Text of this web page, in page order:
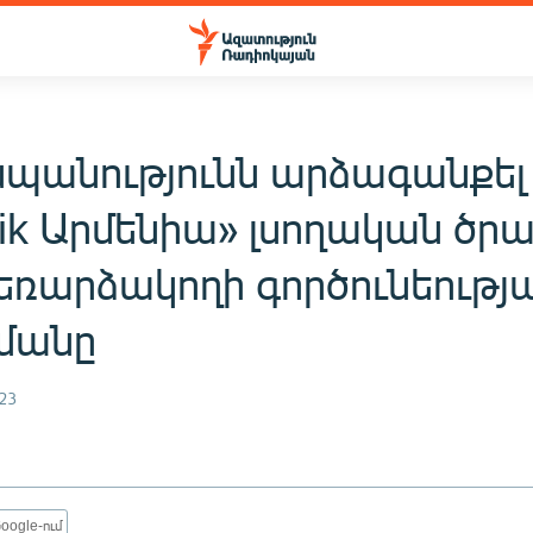
արձագանքել
Արմենիա» լսողական
ում